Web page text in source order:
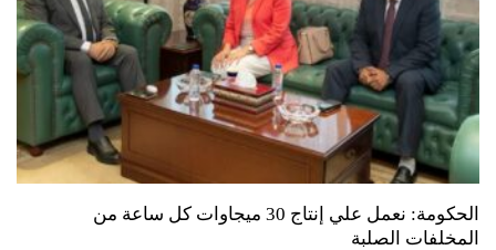
الحكومة: نعمل علي إنتاج 30 ميجاوات كل ساعة من
المخلفات الصلبة